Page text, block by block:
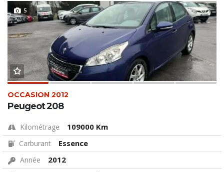
5
OCCASION 2012
Peugeot 208
Kilométrage 109000 Km
Carburant Essence
Année 2012